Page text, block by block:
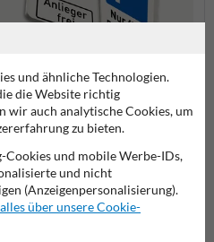
Privatgrundstück Schilder
Schilder
und ähnliche Technologien.
die Website richtig
wir auch analytische Cookies, um
zu bieten.
und mobile Werbe-IDs,
und nicht
(Anzeigenpersonalisierung).
über unsere Cookie-